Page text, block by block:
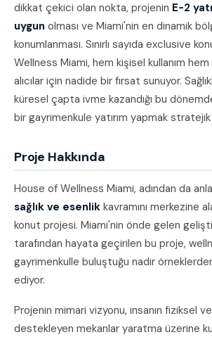
dikkat çekici olan nokta, projenin E-2
uygun olması ve Miami'nin en dinamik
konumlanması. Sınırlı sayıda exclusive
Wellness Miami, hem kişisel kullanım hem
alıcılar için nadide bir fırsat sunuyor.
küresel çapta ivme kazandığı bu
bir gayrimenkule yatırım yapmak
Proje Hakkında
House of Wellness Miami, adından da
sağlık ve esenlik kavramını merkezine
konut projesi. Miami'nin önde gelen
tarafından hayata geçirilen bu proje,
gayrimenkulle buluştuğu nadir
ediyor.
Projenin mimari vizyonu, insanın fiziksel ve
destekleyen mekanlar yaratma üzerine